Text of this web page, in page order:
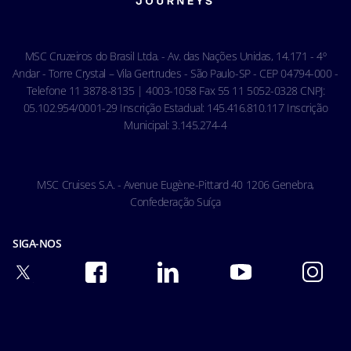
Ocean Cay MSC Marine Reserve
Condições gerais de transporte
MSC Cruzeiros do Brasil Ltda. - Av. das Nações Unidas, 14.171 - 4º
Andar - Torre Crystal – Vila Gertrudes - São Paulo-SP - CEP 04794-000 -
Telefone 11 3878-8135 | 4003-1058 Fax 55 11 5052-0328 CNPJ:
05.102.954/0001-29 Inscrição Estadual: 145.416.810.117 Inscrição
Municipal: 3.145.274-4
MSC Cruises S.A. - Avenue Eugène-Pittard 40 1206 Genebra,
Confederação Suíça
SIGA-NOS